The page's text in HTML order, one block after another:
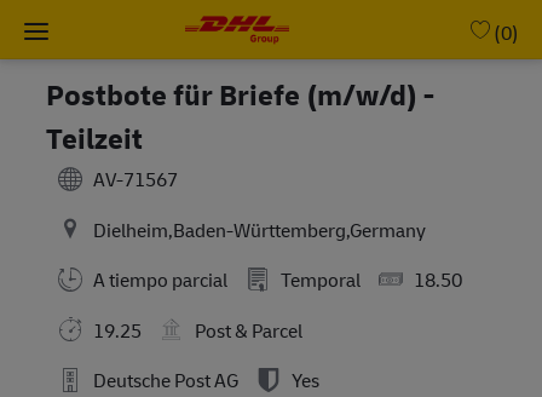
Skip to main content
(0)
Postbote für Briefe (m/w/d) -
Teilzeit
AV-71567
Dielheim,Baden-Württemberg,Germany
A tiempo parcial
Temporal
18.50
19.25
Post & Parcel
Deutsche Post AG
Yes